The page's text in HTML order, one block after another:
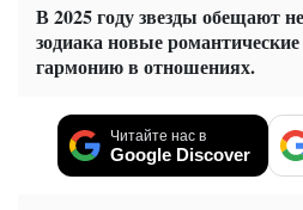
В 2025 году звезды обещают
зодиака новые
гармонию в отношениях.
Читайте нас в
Google Discover